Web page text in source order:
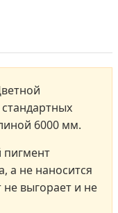
6000 мм.
а не наносится
не выгорает и не